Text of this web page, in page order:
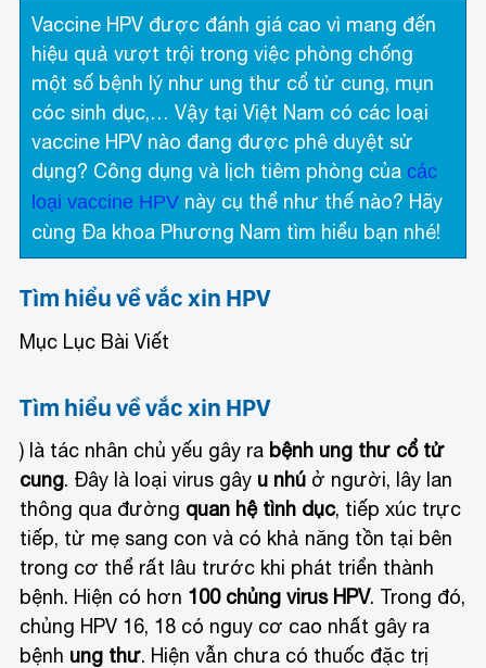
Vaccine HPV được đánh giá cao vì mang đến
hiệu quả vượt trội trong việc phòng chống
một số bệnh lý như ung thư cổ tử cung, mụn
cóc sinh dục,… Vậy tại Việt Nam có các loại
vaccine HPV nào đang được phê duyệt sử
dụng? Công dụng và lịch tiêm phòng của các
loại vaccine HPV này cụ thể như thế nào? Hãy
cùng Đa khoa Phương Nam tìm hiểu bạn nhé!
Tìm hiểu về vắc xin HPV
Mục Lục Bài Viết
Tìm hiểu về vắc xin HPV
) là tác nhân chủ yếu gây ra bệnh ung thư cổ tử
cung. Đây là loại virus gây u nhú ở người, lây lan
thông qua đường quan hệ tình dục, tiếp xúc trực
tiếp, từ mẹ sang con và có khả năng tồn tại bên
trong cơ thể rất lâu trước khi phát triển thành
bệnh. Hiện có hơn 100 chủng virus HPV. Trong đó,
chủng HPV 16, 18 có nguy cơ cao nhất gây ra
bệnh ung thư. Hiện vẫn chưa có thuốc đặc trị